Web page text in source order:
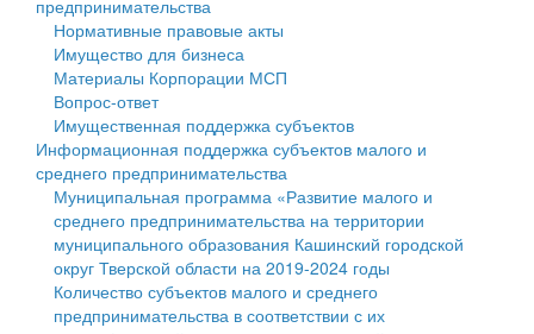
Государственные услуги
Промышленность и АПК
Экономика и бизнес
...
Символика
Устав
Гостям округа
Туризм
Культура
Образование
Здравоохранение
муниципального округа Тверской области
Администрация Кашинского муниципального округа
Тверской области
Управление сельскими территориями
Открытые данные
Работа с обращениями граждан
Муниципальный контроль
Финансовое управление
Бюджет для граждан
Имущество
Выявление правообладателей ранее учтенных
объектов недвижимости
Имущественная поддержка субъектов малого и
среднего предпринимательства
предпринимательства
Нормативные правовые акты
Имущество для бизнеса
Материалы Корпорации МСП
Вопрос-ответ
Имущественная поддержка субъектов
Информационная поддержка субъектов малого и
среднего предпринимательства
Муниципальная программа «Развитие малого и
среднего предпринимательства на территории
муниципального образования Кашинский городской
округ Тверской области на 2019-2024 годы
Количество субъектов малого и среднего
предпринимательства в соответствии с их